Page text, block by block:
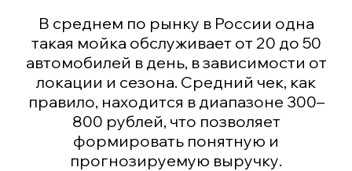
В среднем по рынку в России одна
такая мойка обслуживает от 20 до 50
автомобилей в день, в зависимости от
локации и сезона. Средний чек, как
правило, находится в диапазоне 300–
800 рублей, что позволяет
формировать понятную и
прогнозируемую выручку.